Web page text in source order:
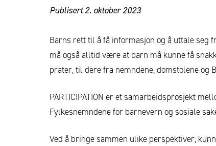
Publisert 2. oktober 2023
Barns rett til å få informasjon og å uttale seg
må også alltid være at barn må kunne få
prater, til dere fra nemndene, domstolene og
PARTICIPATION er et samarbeidsprosjekt
Fylkesnemndene for barnevern og sosiale
Ved å bringe sammen ulike perspektiver,